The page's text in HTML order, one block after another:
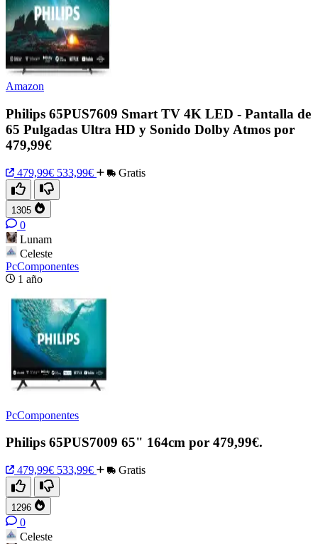
Amazon
Philips 65PUS7609 Smart TV 4K LED - Pantalla de
65 Pulgadas Ultra HD y Sonido Dolby Atmos por
479,99€
479,99€ 533,99€ Gratis
1305
0
Lunam
Celeste
PcComponentes
1 año
PcComponentes
Philips 65PUS7009 65" 164cm por 479,99€.
479,99€ 533,99€ Gratis
1296
0
Celeste